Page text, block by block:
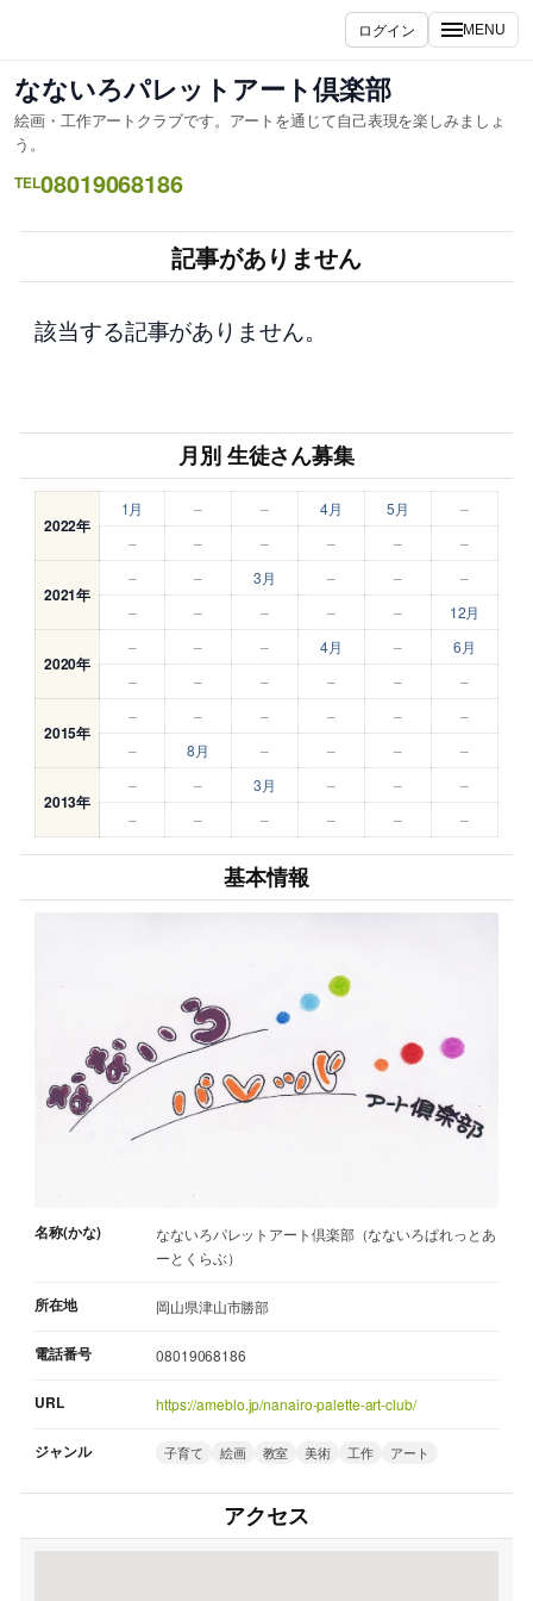
ス
キ
プ
ログイン MENU
なないろパレットアート倶楽部
絵画・工作アートクラブです。アートを通じて自己表現を楽しみましょ
う。
TEL08019068186
記事がありません
該当する記事がありません。
月別 生徒さん募集
2022年
1月 – – 4月 5月
–
–
– – – – –
2021年
– – 3月 – –
–
–
– – – – 12月
2020年
– – – 4月 –
6月
–
– – – – –
2015年
– – – – –
–
–
8月 – – – –
2013年
– – 3月 – –
–
–
– – – – –
基本情報
名称(かな)
なないろパレットアート倶楽部（なないろぱれっとあ
ーとくらぶ）
所在地 岡山県津山市勝部
電話番号 08019068186
URL https://ameblo.jp/nanairo-palette-art-club/
ジャンル 子育て 絵画 教室 美術 工作 アート
アクセス